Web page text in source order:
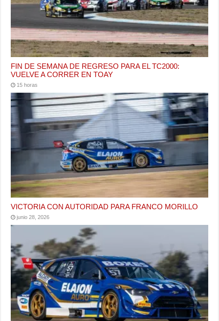
FIN DE SEMANA DE REGRESO PARA EL TC2000:
VUELVE A CORRER EN TOAY
15 horas
VICTORIA CON AUTORIDAD PARA FRANCO MORILLO
junio 28, 2026